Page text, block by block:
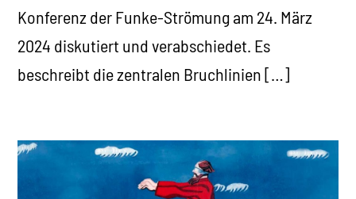
Konferenz der Funke-Strömung am 24. März
2024 diskutiert und verabschiedet. Es
beschreibt die zentralen Bruchlinien […]